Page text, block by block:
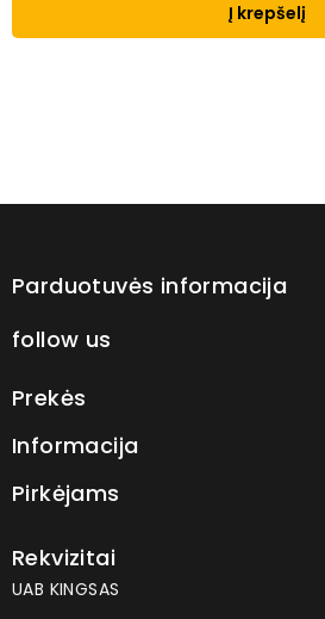
Į krepšelį
Parduotuvės informacija
follow us
Prekės
Informacija
Pirkėjams
Rekvizitai
UAB KINGSAS